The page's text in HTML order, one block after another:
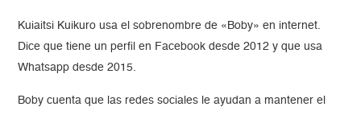
Kuiaitsi Kuikuro usa el sobrenombre de «Boby» en internet.
Dice que tiene un perfil en Facebook desde 2012 y que usa
Whatsapp desde 2015.
Boby cuenta que las redes sociales le ayudan a mantener el